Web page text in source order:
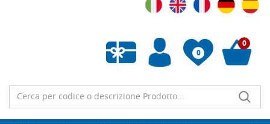
0
Liste de souhaits vide
0